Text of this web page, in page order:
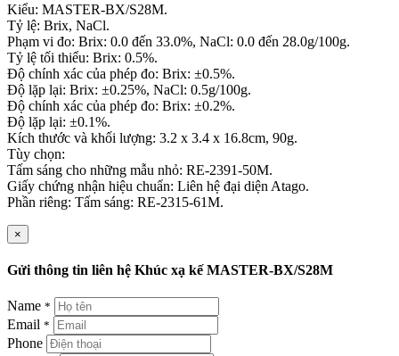
Kiểu: MASTER-BX/S28M.
Tỷ lệ: Brix, NaCl.
Phạm vi đo: Brix: 0.0 đến 33.0%, NaCl: 0.0 đến 28.0g/100g.
Tỷ lệ tối thiểu: Brix: 0.5%.
Độ chính xác của phép đo: Brix: ±0.5%.
Độ lặp lại: Brix: ±0.25%, NaCl: 0.5g/100g.
Độ chính xác của phép đo: Brix: ±0.2%.
Độ lặp lại: ±0.1%.
Kích thước và khối lượng: 3.2 x 3.4 x 16.8cm, 90g.
Tùy chọn:
Tấm sáng cho những mẫu nhỏ: RE-2391-50M.
Giấy chứng nhận hiệu chuẩn: Liên hệ đại diện Atago.
Phần riêng: Tấm sáng: RE-2315-61M.
×
Gửi thông tin liên hệ Khúc xạ kế MASTER-BX/S28M
Name *
Email *
Phone